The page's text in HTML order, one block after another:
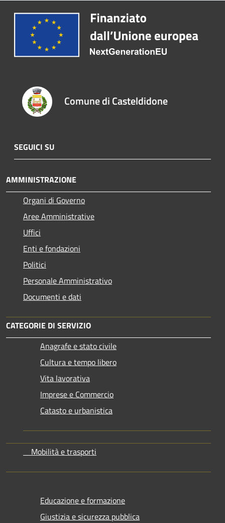
Comune di Casteldidone
SEGUICI SU
AMMINISTRAZIONE
Organi di Governo
Aree Amministrative
Uffici
Enti e fondazioni
Politici
Personale Amministrativo
Documenti e dati
CATEGORIE DI SERVIZIO
Anagrafe e stato civile
Cultura e tempo libero
Vita lavorativa
Imprese e Commercio
Catasto e urbanistica
Mobilità e trasporti
Educazione e formazione
Giustizia e sicurezza pubblica